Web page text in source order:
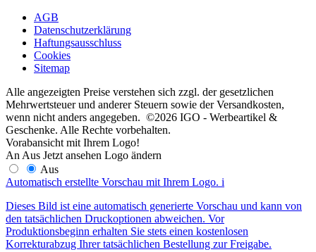
AGB
Datenschutzerklärung
Haftungsausschluss
Cookies
Sitemap
Alle angezeigten Preise verstehen sich zzgl. der gesetzlichen
Mehrwertsteuer und anderer Steuern sowie der Versandkosten,
wenn nicht anders angegeben. ©2026 IGO - Werbeartikel &
Geschenke. Alle Rechte vorbehalten.
Vorabansicht mit Ihrem Logo!
An Aus Jetzt ansehen Logo ändern
Aus
Automatisch erstellte Vorschau mit Ihrem Logo. i
Dieses Bild ist eine automatisch generierte Vorschau und kann von
den tatsächlichen Druckoptionen abweichen. Vor
Produktionsbeginn erhalten Sie stets einen kostenlosen
Korrekturabzug Ihrer tatsächlichen Bestellung zur Freigabe.